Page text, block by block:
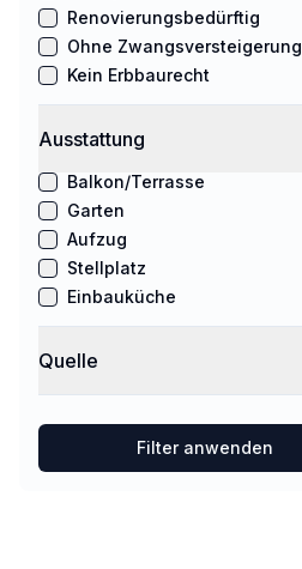
Renovierungsbedürftig
Ohne Zwangsversteigerung
Kein Erbbaurecht
Ausstattung
Balkon/Terrasse
Garten
Aufzug
Stellplatz
Einbauküche
Quelle
Filter anwenden